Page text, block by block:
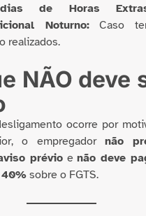
de Horas
Noturno:Caso
realizados.
NÃO deve
ocorre por
o empregadornão
prévioenão deve
sobre o FGTS.